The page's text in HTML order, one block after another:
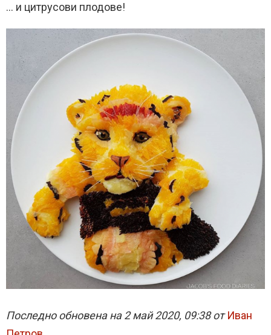
… и цитрусови плодове!
Последно обновена на 2 май 2020, 09:38 от Иван